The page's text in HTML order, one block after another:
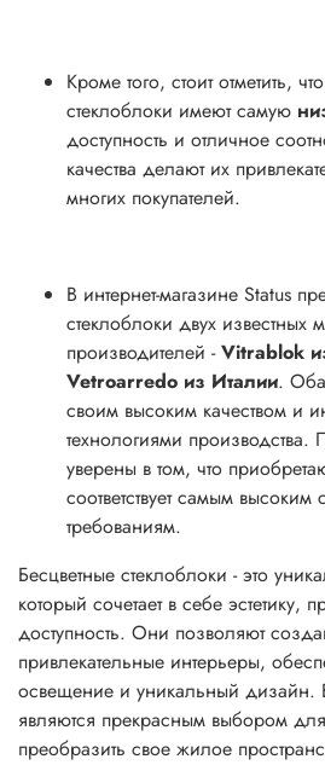
Кроме того, стоит отметить,
стеклоблоки имеют самую
доступность и отличное
качества делают их
многих покупателей.
В интернет-магазине Status
стеклоблоки двух известных
производителей -Vitrablok
Vetroarredo из Италии.
своим высоким качеством и
технологиями производства.
уверены в том, что
соответствует самым высоким
требованиям.
Бесцветные стеклоблоки - это
который сочетает в себе эстетику,
доступность. Они позволяют
привлекательные интерьеры,
освещение и уникальный дизайн.
являются прекрасным выбором для
преобразить свое жилое